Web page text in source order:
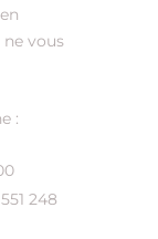
vous
:
248